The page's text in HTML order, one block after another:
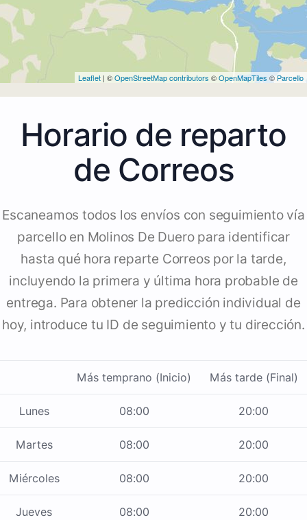
Leaflet | ©OpenStreetMap contributors ©OpenMapTiles ©Parcello
Horario de reparto
de Correos
Escaneamos todos los envíos con seguimiento vía
parcello en Molinos De Duero para identificar
hasta qué hora reparte Correos por la tarde,
incluyendo la primera y última hora probable de
entrega. Para obtener la predicción individual de
hoy, introduce tu ID de seguimiento y tu dirección.
Más temprano (Inicio) Más tarde (Final)
Lunes 08:00 20:00
Martes 08:00 20:00
Miércoles 08:00 20:00
Jueves 08:00 20:00